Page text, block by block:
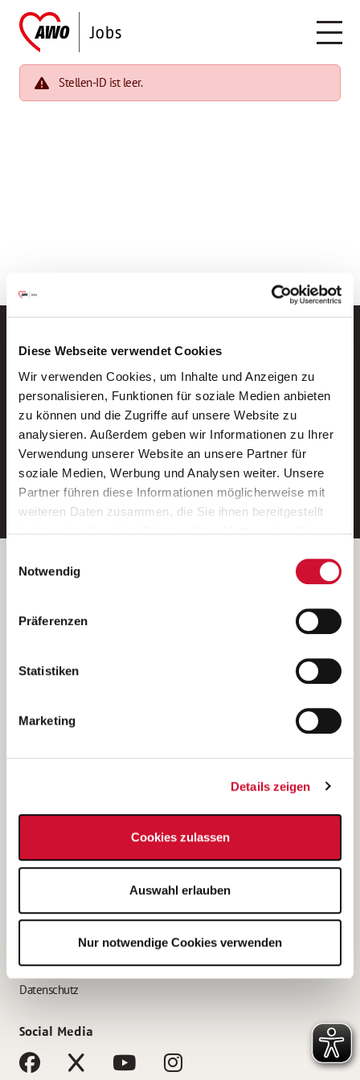
Diese Webseite verwendet Cookies
Wir verwenden Cookies, um Inhalte und Anzeigen zu
personalisieren, Funktionen für soziale Medien anbieten
zu können und die Zugriffe auf unsere Website zu
analysieren. Außerdem geben wir Informationen zu Ihrer
Verwendung unserer Website an unsere Partner für
soziale Medien, Werbung und Analysen weiter. Unsere
Partner führen diese Informationen möglicherweise mit
weiteren Daten zusammen, die Sie ihnen bereitgestellt
Wenn Sie auf „Cookies zulassen“ klicken, so stimmen
Sie der Speicherung sämtlicher Cookies zu. Sie können
Ihre Einwilligung selbstverständlich jederzeit widerrufen,
indem Sie die Cookie-Einstellungen aufrufen und diese
unsererDatenschutzerklärung
Notwendig
Präferenzen
Statistiken
Marketing
Details zeigen
Cookies zulassen
Auswahl erlauben
Nur notwendige Cookies verwenden
Stellen-ID ist leer.
Neue Stellen per E-Mail.
Ein kostenloser Service von AWO
Jobs.
E-Mail-Adresse eintragen
Betreiber der Webseite
Kantstraße 45a
(Ein Tochterunternehmen des AWO Bezirksverbandes Unterfranken
e.V.)
Bewerbung als Altenpflegehelfer*in
Bewerbung als Erzieher*in
AWO Gliederungen nach Bundesland
Impressum
Datenschutz
Social Media